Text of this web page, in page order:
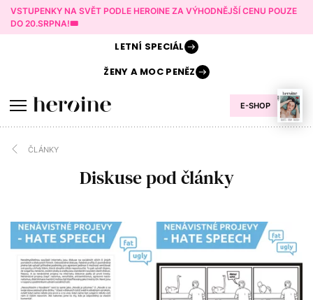
VSTUPENKY NA SVĚT PODLE HEROINE ZA VÝHODNĚJŠÍ CENU POUZE
DO 20.SRPNA!🎟️
E-SHOP
LETNÍ SPECIÁL
ŽENY AMOC PENĚZ
ČLÁNKY
Diskuse pod články